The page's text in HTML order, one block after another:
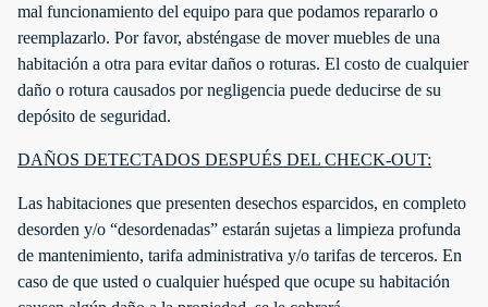
mal funcionamiento del equipo para que podamos repararlo o
reemplazarlo. Por favor, absténgase de mover muebles de una
habitación a otra para evitar daños o roturas. El costo de cualquier
daño o rotura causados por negligencia puede deducirse de su
depósito de seguridad.
DAÑOS DETECTADOS DESPUÉS DEL CHECK-OUT:
Las habitaciones que presenten desechos esparcidos, en completo
desorden y/o “desordenadas” estarán sujetas a limpieza profunda
de mantenimiento, tarifa administrativa y/o tarifas de terceros. En
caso de que usted o cualquier huésped que ocupe su habitación